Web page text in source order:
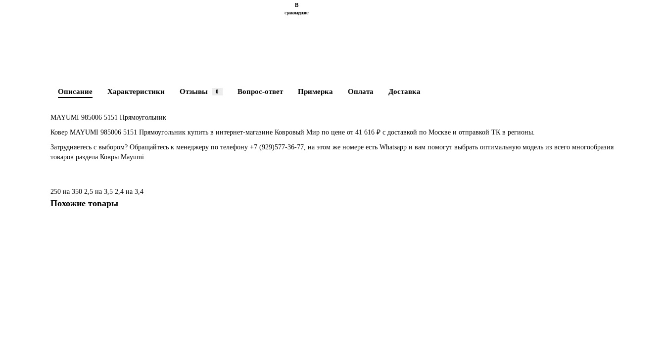
В
закладки
В
сравнение
Описание Характеристики Отзывы 0 Вопрос-ответ Примерка Оплата Доставка
MAYUMI 985006 5151 Прямоугольник
Ковер MAYUMI 985006 5151 Прямоугольник купить в интернет-магазине Ковровый Мир по цене от 41 616 ₽ с доставкой по Москве и отправкой ТК в регионы.
Затрудняетесь с выбором? Обращайтесь к менеджеру по телефону +7 (929)577-36-77, на этом же номере есть Whatsapp и вам помогут выбрать оптимальную модель из всего многообразия
товаров раздела Ковры Mayumi.
250 на 350 2,5 на 3,5 2,4 на 3,4
Похожие товары